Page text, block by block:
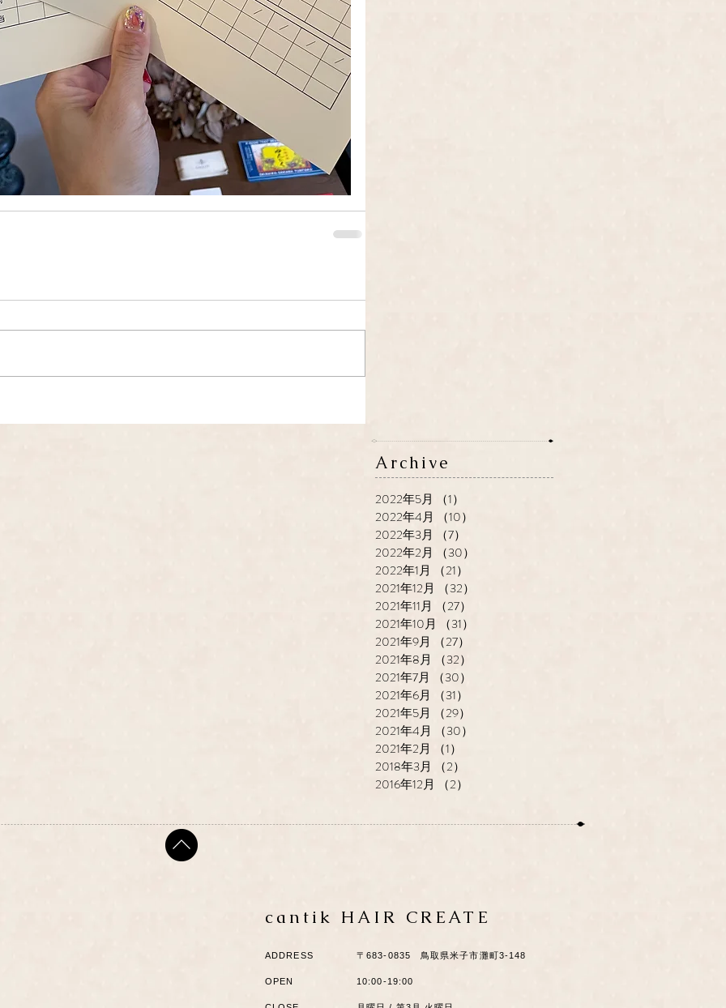
Archive
2022年5月 （1）
2022年4月
（10）
2022年3月
（7）
2022年2月
（30）
2022年1月
（21）
2021年12月
（32）
2021年11月
（27）
2021年10月
（31）
2021年9月
（27）
2021年8月
（32）
2021年7月
（30）
2021年6月
（31）
2021年5月
（29）
2021年4月
（30）
2021年2月
（1）
2018年3月
（2）
2016年12月
（2）
cantik HAIR CREATE
ADDRESS ​〒683-0835 鳥取県米子市灘町3-148
OPEN 10:00-19:00